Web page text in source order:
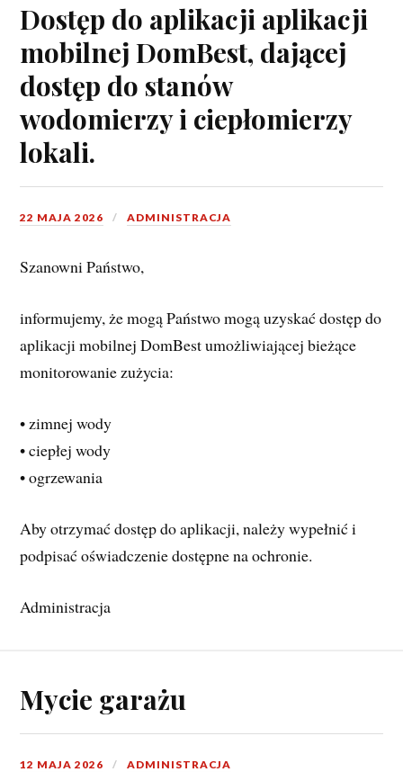
Dostęp do aplikacji aplikacji
mobilnej DomBest, dającej
dostęp do stanów
wodomierzy i ciepłomierzy
lokali.
22 MAJA 2026 ADMINISTRACJA
Szanowni Państwo,
informujemy, że mogą Państwo mogą uzyskać dostęp do
aplikacji mobilnej DomBest umożliwiającej bieżące
monitorowanie zużycia:
• zimnej wody
• ciepłej wody
• ogrzewania
Aby otrzymać dostęp do aplikacji, należy wypełnić i
podpisać oświadczenie dostępne na ochronie.
Administracja
Mycie garażu
12 MAJA 2026 ADMINISTRACJA